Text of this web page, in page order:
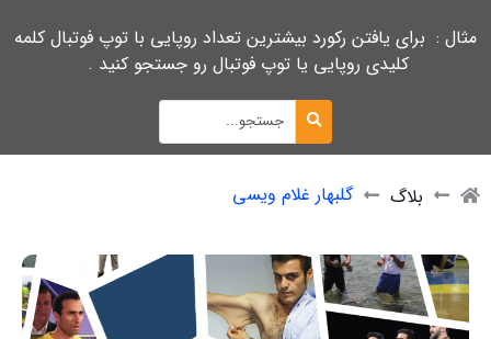
مثال : برای یافتن رکورد بیشترین تعداد روپایی با توپ فوتبال کلمه
کلیدی روپایی یا توپ فوتبال رو جستجو کنید .
بلاگ گلبهار غلام ویسی